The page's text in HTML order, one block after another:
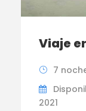
Viaje
7
2021